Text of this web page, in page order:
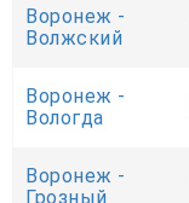
Воронеж -
Волжский
Воронеж -
Вологда
Воронеж -
Грозный